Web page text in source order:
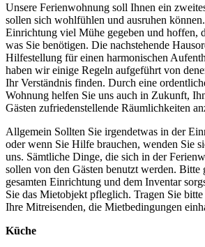
Unsere Ferienwohnung soll Ihnen ein
sollen sich wohlfühlen und ausruhen
Einrichtung viel Mühe gegeben und hoffen,
was Sie benötigen. Die nachstehende
Hilfestellung für einen harmonischen
haben wir einige Regeln aufgeführt von
Ihr Verständnis finden. Durch eine
Wohnung helfen Sie uns auch in Zukunft,
Gästen zufriedenstellende Räumlichkeiten
Allgemein Sollten Sie irgendetwas in der
oder wenn Sie Hilfe brauchen, wenden Sie
uns. Sämtliche Dinge, die sich in der
sollen von den Gästen benutzt werden. Bitte
gesamten Einrichtung und dem Inventar
Sie das Mietobjekt pfleglich. Tragen Sie bitte
Ihre Mitreisenden, die Mietbedingungen
Küche